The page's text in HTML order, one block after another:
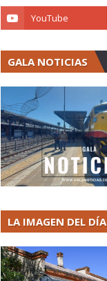
GALA NOTICIAS
LA IMAGEN DEL DÍA